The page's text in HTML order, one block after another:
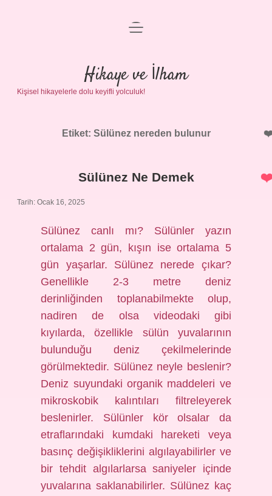
Anasayfa
Gizlilik Politikası
Yasal Uyarı
menüyü
Hikaye ve İlham
Kişisel hikayelerle dolu keyifli yolculuk!
Etiket: Sülünez nereden bulunur
Sülünez Ne Demek
Tarih: Ocak 16, 2025
Sülünez canlı mı? Sülünler yazın
ortalama 2 gün, kışın ise ortalama 5
gün yaşarlar. Sülünez nerede çıkar?
Genellikle 2-3 metre deniz
derinliğinden toplanabilmekte olup,
nadiren de olsa videodaki gibi
kıyılarda, özellikle sülün yuvalarının
bulunduğu deniz çekilmelerinde
görülmektedir. Sülünez neyle beslenir?
Deniz suyundaki organik maddeleri ve
mikroskobik kalıntıları filtreleyerek
beslenirler. Sülünler kör olsalar da
etraflarındaki kumdaki hareketi veya
basınç değişikliklerini algılayabilirler ve
bir tehdit algılarlarsa saniyeler içinde
yuvalarına saklanabilirler. Sülünez kaç